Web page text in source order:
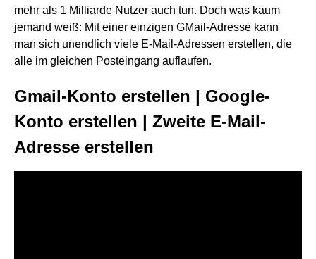
mehr als 1 Milliarde Nutzer auch tun. Doch was kaum
jemand weiß: Mit einer einzigen GMail-Adresse kann
man sich unendlich viele E-Mail-Adressen erstellen, die
alle im gleichen Posteingang auflaufen.
Gmail-Konto erstellen | Google-
Konto erstellen | Zweite E-Mail-
Adresse erstellen